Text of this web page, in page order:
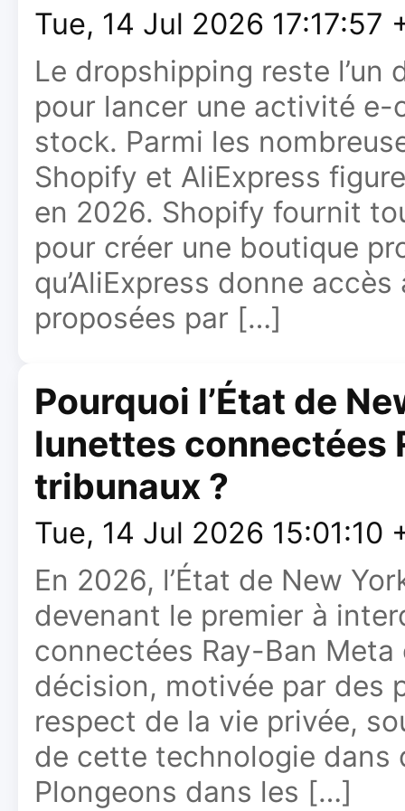
Tue, 14 Jul 2026 17:17:57
Le dropshipping reste
pour lancer une activité
stock. Parmi les
Shopify et AliExpress
en 2026. Shopify fournit
pour créer une boutique
qu’AliExpress donne
proposées par […]
Pourquoi l’État de
lunettes connectées
tribunaux ?
Tue, 14 Jul 2026 15:01:10
En 2026, l’État de New
devenant le premier à
connectées Ray-Ban
décision, motivée par des
respect de la vie privée,
de cette technologie dans
Plongeons dans les […]